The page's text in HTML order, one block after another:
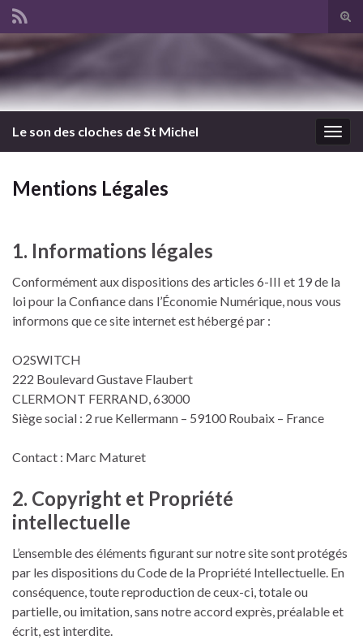
Le son des cloches de St Michel
Mentions Légales
1. Informations légales
Conformément aux dispositions des articles 6-III et 19 de la
loi pour la Confiance dans l’Économie Numérique, nous vous
informons que ce site internet est hébergé par :
O2SWITCH
222 Boulevard Gustave Flaubert
CLERMONT FERRAND, 63000
Siège social : 2 rue Kellermann – 59100 Roubaix – France
Contact : Marc Maturet
2. Copyright et Propriété
intellectuelle
L’ensemble des éléments figurant sur notre site sont protégés
par les dispositions du Code de la Propriété Intellectuelle. En
conséquence, toute reproduction de ceux-ci, totale ou
partielle, ou imitation, sans notre accord exprès, préalable et
écrit, est interdite.